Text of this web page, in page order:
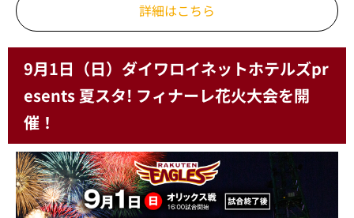
詳細はこちら
9月1日（日）ダイワロイネットホテルズpr
esents 夏スタ! フィナーレ花火大会を開
催！